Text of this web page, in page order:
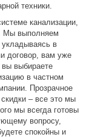
техники.
канализации,
Мы выполняем
в
договор, вам уже
выбираете
в частном
Прозрачное
скидки – все это мы
мы всегда готовы
вопросу,
спокойны и